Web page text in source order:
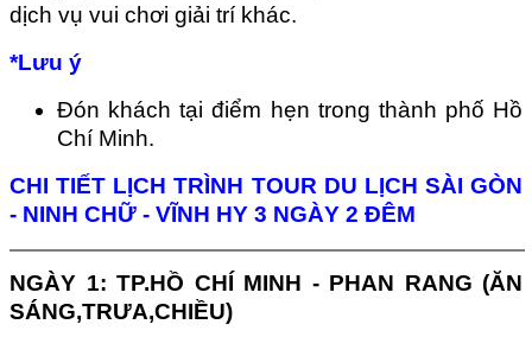
dịch vụ vui chơi giải trí khác.
*Lưu ý
Đón khách tại điểm hẹn trong thành phố Hồ
Chí Minh.
CHI TIẾT LỊCH TRÌNH TOUR DU LỊCH SÀI GÒN
- NINH CHỮ - VĨNH HY 3 NGÀY 2 ĐÊM
NGÀY 1: TP.HỒ CHÍ MINH - PHAN RANG (ĂN
SÁNG,TRƯA,CHIỀU)